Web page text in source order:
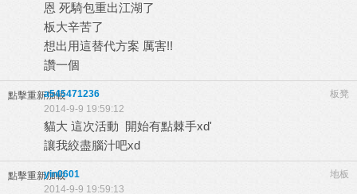
恩 死騎包重出江湖了
板大辛苦了
想出用這替代方案 厲害!!
讚一個
點擊重新加載 板凳
a545471236
2014-9-9 19:59:12
貓大 這次活動 開始有點棘手xd'
讓我絞盡腦汁吧xd
點擊重新加載 地板
yin0601
2014-9-9 19:59:13